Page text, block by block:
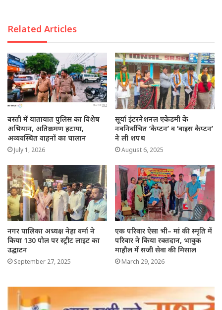
Related Articles
बस्ती में यातायात पुलिस का विशेष
अभियान, अतिक्रमण हटाया,
अव्यवस्थित वाहनों का चालान
July 1, 2026
सूर्या इंटरनेशनल एकेडमी के
नवनिर्वाचित ‘कैप्टन’ व ‘वाइस कैप्टन’
ने ली शपथ
August 6, 2025
नगर पालिका अध्यक्ष नेहा वर्मा ने
किया 130 पोल पर स्ट्रीट लाइट का
उद्घाटन
September 27, 2025
एक परिवार ऐसा भी– मां की स्मृति में
परिवार ने किया रक्तदान, भावुक
माहौल में सजी सेवा की मिसाल
March 29, 2026